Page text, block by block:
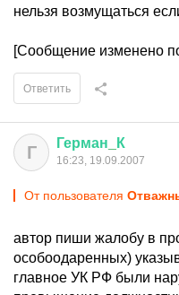
нельзя возмущаться
[Сообщение изменено
Ответить
Г Герман К
16:23, 19.09.2007
От пользователя
автор пиши жалобу в
особоодаренных)
главное УК РФ были